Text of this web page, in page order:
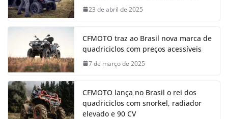
23 de abril de 2025
CFMOTO traz ao Brasil nova marca de
quadriciclos com preços acessíveis
7 de março de 2025
CFMOTO lança no Brasil o rei dos
quadriciclos com snorkel, radiador
elevado e 90 CV